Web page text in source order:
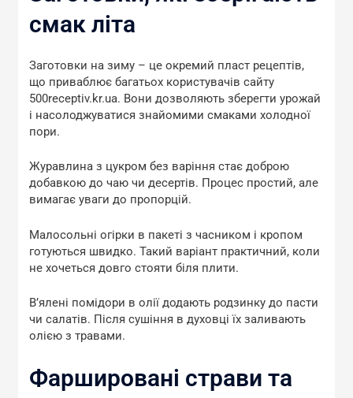
смак літа
Заготовки на зиму – це окремий пласт рецептів,
що приваблює багатьох користувачів сайту
500receptiv.kr.ua. Вони дозволяють зберегти урожай
і насолоджуватися знайомими смаками холодної
пори.
Журавлина з цукром без варіння стає доброю
добавкою до чаю чи десертів. Процес простий, але
вимагає уваги до пропорцій.
Малосольні огірки в пакеті з часником і кропом
готуються швидко. Такий варіант практичний, коли
не хочеться довго стояти біля плити.
В’ялені помідори в олії додають родзинку до пасти
чи салатів. Після сушіння в духовці їх заливають
олією з травами.
Фаршировані страви та